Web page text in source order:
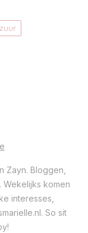
Zayn. Bloggen,
komen
interesses,
So sit